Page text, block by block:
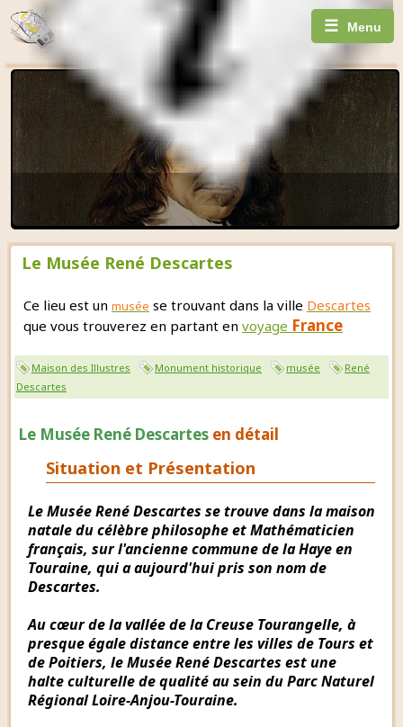
☰ Menu
Le Musée René Descartes
Ce lieu est un musée se trouvant dans la ville Descartes
que vous trouverez en partant en voyage France
Maison des Illustres Monument historique musée
René
Descartes
Le Musée René Descartes en détail
Situation et Présentation
Le Musée René Descartes se trouve dans la maison
natale du célèbre philosophe et Mathématicien
français, sur l'ancienne commune de la Haye en
Touraine, qui a aujourd'hui pris son nom de
Descartes.
Au cœur de la vallée de la Creuse Tourangelle, à
presque égale distance entre les villes de Tours et
de Poitiers, le Musée René Descartes est une
halte culturelle de qualité au sein du Parc Naturel
Régional Loire-Anjou-Touraine.